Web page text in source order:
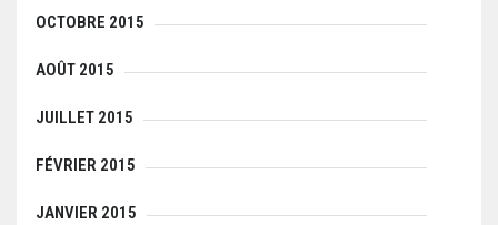
OCTOBRE 2015
AOÛT 2015
JUILLET 2015
FÉVRIER 2015
JANVIER 2015